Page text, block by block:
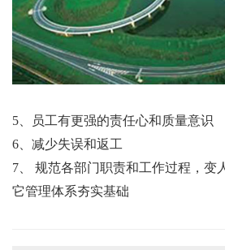
5、员工有更强的责任心和质量意识
6、减少失误和返工
7、 规范各部门职责和工作过程，变
它管理体系夯实基础